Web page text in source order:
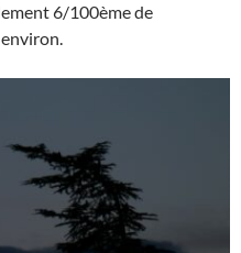
6/100ème de